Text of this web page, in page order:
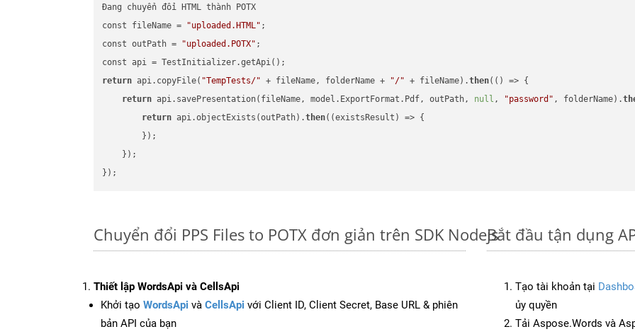
Đang chuyển đổi HTML thành POTX
const fileName =
"uploaded.HTML" ;
const outPath =
"uploaded.POTX" ;
return api.copyFile( "TempTests/" + fileName, folderName + "/" + fileName).then( () => {
return api.savePresentation(fileName, model.ExportFormat.Pdf, outPath, null , "password" , folderName).
return api.objectExists(outPath).then( (existsResult) => {
        });
    });
Chuyển đổi PPS Files to POTX đơn giản trên SDK Nodejs
Thiết lập WordsApi và CellsApi
Khởi tạo WordsApi và CellsApi với Client ID, Client Secret, Base URL & phiên
bản API của bạn
Bắt đầu tận dụng
Tạo tài khoản tại
ủy quyền
Tải Aspose.Words và